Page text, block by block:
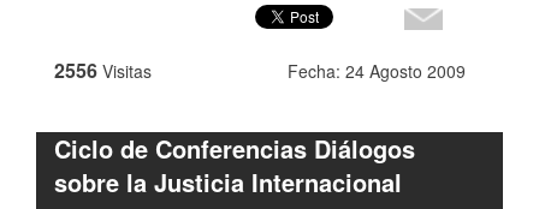
2556 Visitas Fecha: 24 Agosto 2009
Ciclo de Conferencias Diálogos
sobre la Justicia Internacional